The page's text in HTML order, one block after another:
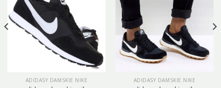
ADIDASY DAMSKIE NIKE ADIDASY DAMSKIE NIKE